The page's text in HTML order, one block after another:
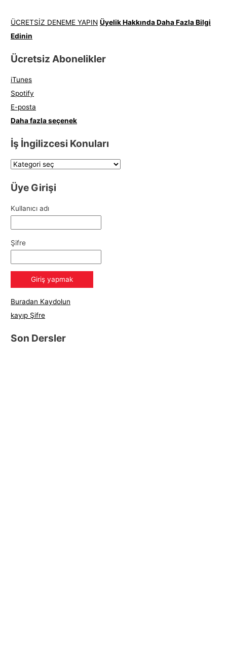
ÜCRETSİZ DENEME YAPIN Üyelik Hakkında Daha Fazla Bilgi
Edinin
Ücretsiz Abonelikler
iTunes
Spotify
E-posta
Daha fazla seçenek
İş İngilizcesi Konuları
Üye Girişi
Kullanıcı adı
Şifre
Buradan Kaydolun
kayıp Şifre
Son Dersler